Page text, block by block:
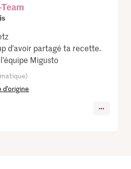
d'avoir partagé ta recette.
Migusto